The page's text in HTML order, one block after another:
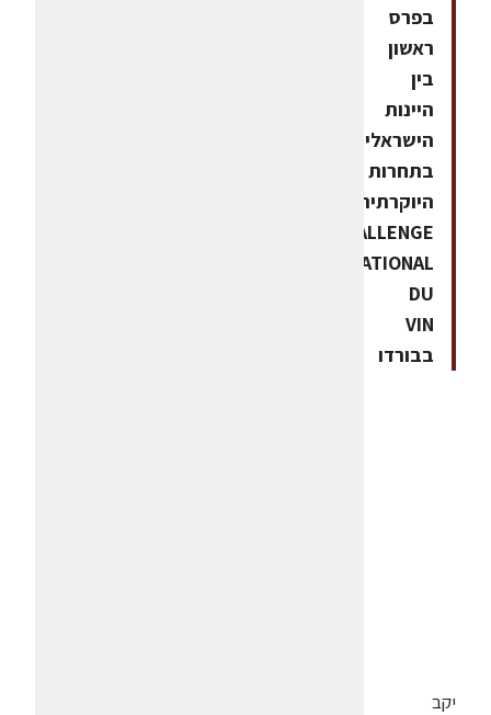
בפרס
ראשון
בין
היינות
הישראליים
בתחרות
היוקרתית
CHALLENGE
INTERNATIONAL
DU
VIN
בבורדו
יקב